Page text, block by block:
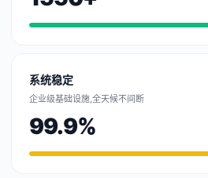
系统稳定
企业级基础设施,全天候不间断
99.9%